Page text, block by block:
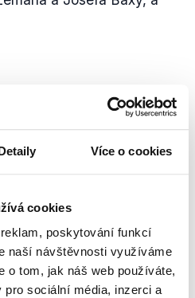
Více o cookies
cookies
poskytování funkcí
naší návštěvnosti využíváme
o tom, jak náš web používáte,
sociální média, inzerci a
přinášíme
článků a analýz.
a mějte tak
dezinformace a